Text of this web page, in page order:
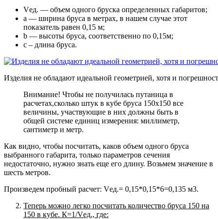
Vед. — объем одного бруска определенных габаритов;
а — ширина бруса в метрах, в нашем случае этот
показатель равен 0,15 м;
b — высоты бруса, соответственно по 0,15м;
c – длина бруса.
Изделия не обладают идеальной геометрией, хотя и
Внимание! Чтобы не получилась путаница в
расчетах,сколько штук в кубе бруса 150х150 все
величины, участвующие в них должны быть в
общей системе единиц измерения: миллиметр,
сантиметр и метр.
Как видно, чтобы посчитать, каков объем одного бруса
выбранного габарита, только параметров сечения
недостаточно, нужно знать еще его длину. Возьмем значение в
шесть метров.
Произведем пробный расчет: Vед.= 0,15*0,15*6=0,135 м3.
Теперь можно легко посчитать количество бруса 150 на
150 в кубе. К=1/Vед., где: